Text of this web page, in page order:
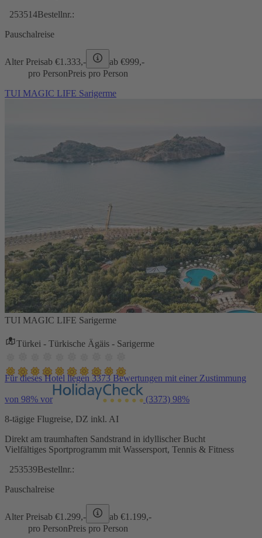
253514Bestellnr.:
Pauschalreise
Alter Preisab €1.333,- ab €999,-
pro PersonPreis pro Person
TUI MAGIC LIFE Sarigerme
TUI MAGIC LIFE Sarigerme
Türkei - Türkische Ägäis - Sarigerme
Für dieses Hotel liegen 3373 Bewertungen mit einer Zustimmung
von 98% vor (3373) 98%
8-tägige Flugreise, DZ inkl. AI
Direkt am traumhaften Sandstrand in idyllischer Bucht
Vielfältiges Sportprogramm mit Wassersport, Tennis & Fitness
253539Bestellnr.:
Pauschalreise
Alter Preisab €1.299,- ab €1.199,-
pro PersonPreis pro Person